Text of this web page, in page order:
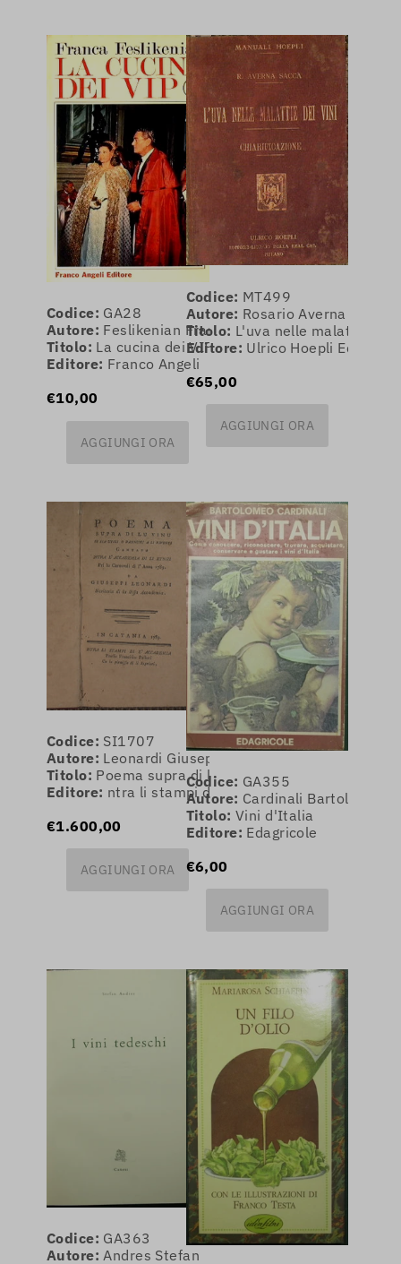
Codice: GA28
Autore: Feslikenian Franca
Titolo: La cucina dei VIP
Editore: Franco Angeli
€10,00
AGGIUNGI ORA
Codice: MT499
Autore: Rosario Averna Saccà
Titolo: L'uva nelle malattie dei
Editore: Ulrico Hoepli Editore
€65,00
AGGIUNGI ORA
Codice: SI1707
Autore: Leonardi Giuseppi
Titolo: Poema supra di lu vinu si sia utili o
Editore: ntra li stampi di l'Accademia pressu
€1.600,00
AGGIUNGI ORA
Codice: GA355
Autore: Cardinali Bartolomeo
Titolo: Vini d'Italia
Editore: Edagricole
€6,00
AGGIUNGI ORA
Codice: GA363
Autore: Andres Stefan